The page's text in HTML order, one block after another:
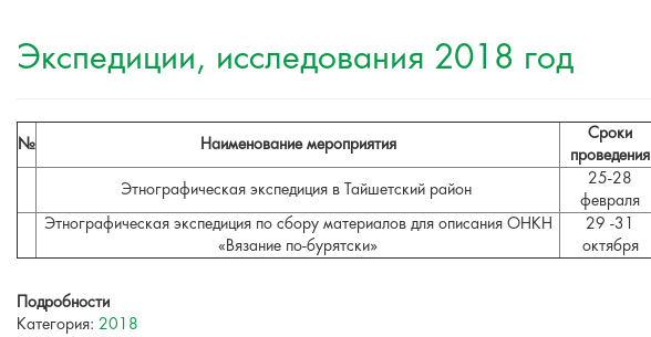
Экспедиции, исследования 2018 год
№ Наименование мероприятия
Сроки
проведения
Этнографическая экспедиция в Тайшетский район
25-28
февраля
Этнографическая экспедиция по сбору материалов для описания ОНКН
«Вязание по-бурятски»
29 -31
октября
Подробности
Категория: 2018